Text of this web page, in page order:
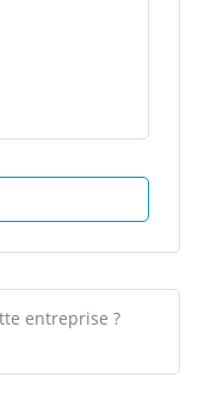
entreprise ?